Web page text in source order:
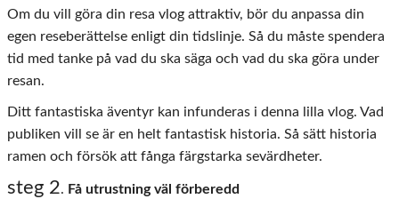
Om du vill göra din resa vlog attraktiv, bör du anpassa din
egen reseberättelse enligt din tidslinje. Så du måste spendera
tid med tanke på vad du ska säga och vad du ska göra under
resan.
Ditt fantastiska äventyr kan infunderas i denna lilla vlog. Vad
publiken vill se är en helt fantastisk historia. Så sätt historia
ramen och försök att fånga färgstarka sevärdheter.
steg 2. Få utrustning väl förberedd